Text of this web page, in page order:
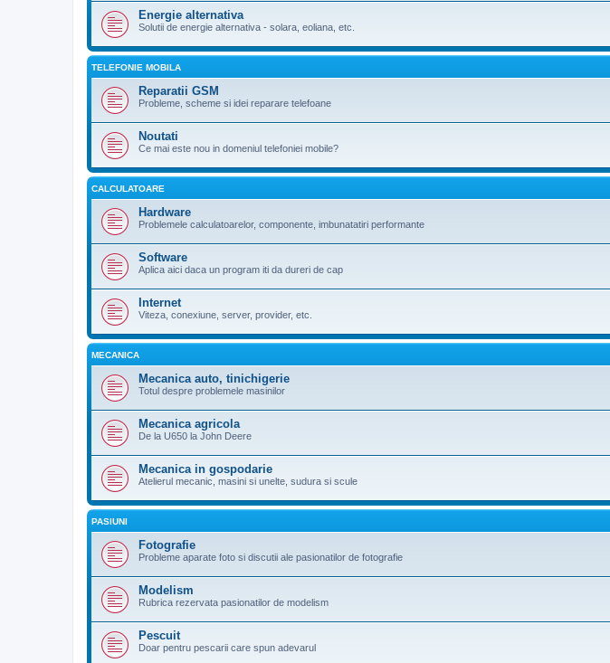
Energie alternativa
Solutii de energie alternativa - solara, eoliana, etc.
TELEFONIE MOBILA
Reparatii GSM
Probleme, scheme si idei reparare telefoane
Noutati
Ce mai este nou in domeniul telefoniei mobile?
CALCULATOARE
Hardware
Problemele calculatoarelor, componente, imbunatatiri performante
Software
Aplica aici daca un program iti da dureri de cap
Internet
Viteza, conexiune, server, provider, etc.
MECANICA
Mecanica auto, tinichigerie
Totul despre problemele masinilor
Mecanica agricola
De la U650 la John Deere
Mecanica in gospodarie
Atelierul mecanic, masini si unelte, sudura si scule
PASIUNI
Fotografie
Probleme aparate foto si discutii ale pasionatilor de fotografie
Modelism
Rubrica rezervata pasionatilor de modelism
Pescuit
Doar pentru pescarii care spun adevarul